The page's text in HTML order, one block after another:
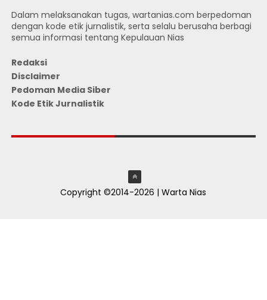
Dalam melaksanakan tugas, wartanias.com berpedoman
dengan kode etik jurnalistik, serta selalu berusaha berbagi
semua informasi tentang Kepulauan Nias
Redaksi
Disclaimer
Pedoman Media Siber
Kode Etik Jurnalistik
Copyright ©2014-2026 | Warta Nias